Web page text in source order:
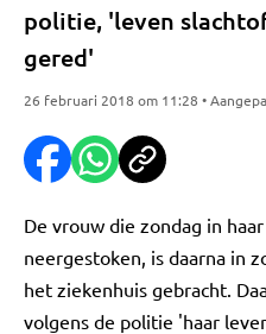
politie, 'leven
gered'
26 februari 2018 om 11:28 •
De vrouw die zondag in
neergestoken, is daarna in
het ziekenhuis gebracht.
volgens de politie 'haar